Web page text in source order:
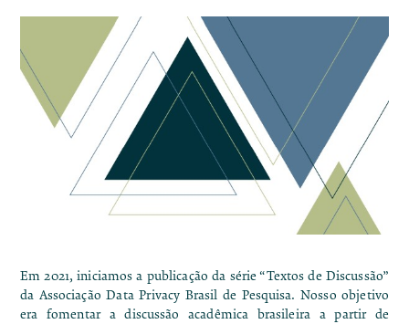
Em 2021, iniciamos a publicação da série “Textos de Discussão”
da Associação Data Privacy Brasil de Pesquisa. Nosso objetivo
era fomentar a discussão acadêmica brasileira a partir de